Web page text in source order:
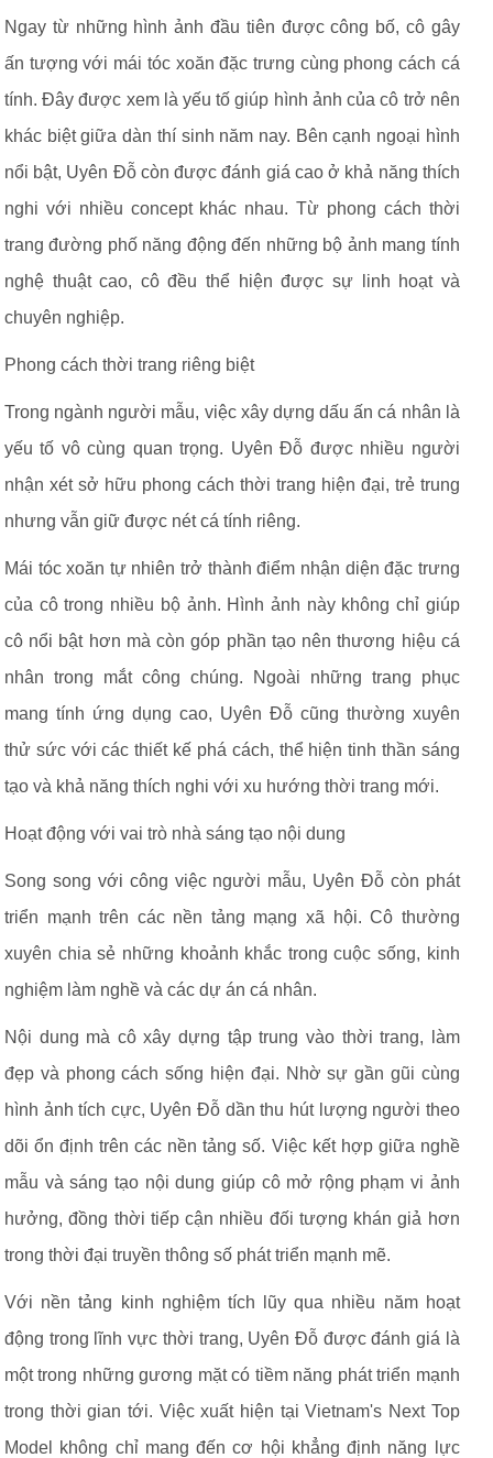
Ngay từ những hình ảnh đầu tiên được công bố, cô gây
ấn tượng với mái tóc xoăn đặc trưng cùng phong cách cá
tính. Đây được xem là yếu tố giúp hình ảnh của cô trở nên
khác biệt giữa dàn thí sinh năm nay. Bên cạnh ngoại hình
nổi bật, Uyên Đỗ còn được đánh giá cao ở khả năng thích
nghi với nhiều concept khác nhau. Từ phong cách thời
trang đường phố năng động đến những bộ ảnh mang tính
nghệ thuật cao, cô đều thể hiện được sự linh hoạt và
chuyên nghiệp.
Phong cách thời trang riêng biệt
Trong ngành người mẫu, việc xây dựng dấu ấn cá nhân là
yếu tố vô cùng quan trọng. Uyên Đỗ được nhiều người
nhận xét sở hữu phong cách thời trang hiện đại, trẻ trung
nhưng vẫn giữ được nét cá tính riêng.
Mái tóc xoăn tự nhiên trở thành điểm nhận diện đặc trưng
của cô trong nhiều bộ ảnh. Hình ảnh này không chỉ giúp
cô nổi bật hơn mà còn góp phần tạo nên thương hiệu cá
nhân trong mắt công chúng. Ngoài những trang phục
mang tính ứng dụng cao, Uyên Đỗ cũng thường xuyên
thử sức với các thiết kế phá cách, thể hiện tinh thần sáng
tạo và khả năng thích nghi với xu hướng thời trang mới.
Hoạt động với vai trò nhà sáng tạo nội dung
Song song với công việc người mẫu, Uyên Đỗ còn phát
triển mạnh trên các nền tảng mạng xã hội. Cô thường
xuyên chia sẻ những khoảnh khắc trong cuộc sống, kinh
nghiệm làm nghề và các dự án cá nhân.
Nội dung mà cô xây dựng tập trung vào thời trang, làm
đẹp và phong cách sống hiện đại. Nhờ sự gần gũi cùng
hình ảnh tích cực, Uyên Đỗ dần thu hút lượng người theo
dõi ổn định trên các nền tảng số. Việc kết hợp giữa nghề
mẫu và sáng tạo nội dung giúp cô mở rộng phạm vi ảnh
hưởng, đồng thời tiếp cận nhiều đối tượng khán giả hơn
trong thời đại truyền thông số phát triển mạnh mẽ.
Với nền tảng kinh nghiệm tích lũy qua nhiều năm hoạt
động trong lĩnh vực thời trang, Uyên Đỗ được đánh giá là
một trong những gương mặt có tiềm năng phát triển mạnh
trong thời gian tới. Việc xuất hiện tại Vietnam's Next Top
Model không chỉ mang đến cơ hội khẳng định năng lực